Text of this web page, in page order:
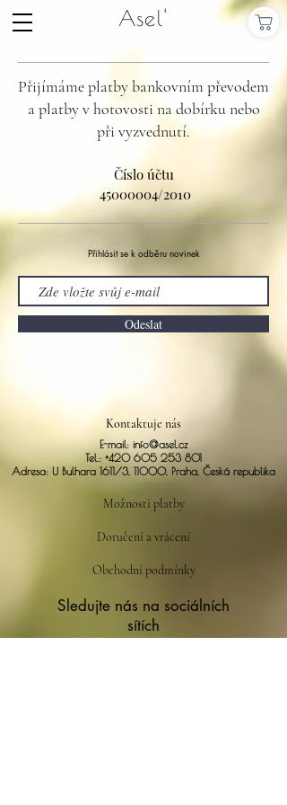
Asel'
Přijímáme platby bankovním převodem
a platby v hotovosti na dobírku nebo
při vyzvednutí.
Číslo účtu
45000004/2010
Přihlásit se k odběru novinek
Odeslat
Kontaktuje nás
E-mail: info@asel.cz
Tel.: +420 605 253 801
Adresa: U Bulhara 1611/3, 11000, Praha, Česká republika
Možnosti platby
Doručení a vrácení
Obchodní podmínky
Sledujte nás na sociálních
sítích